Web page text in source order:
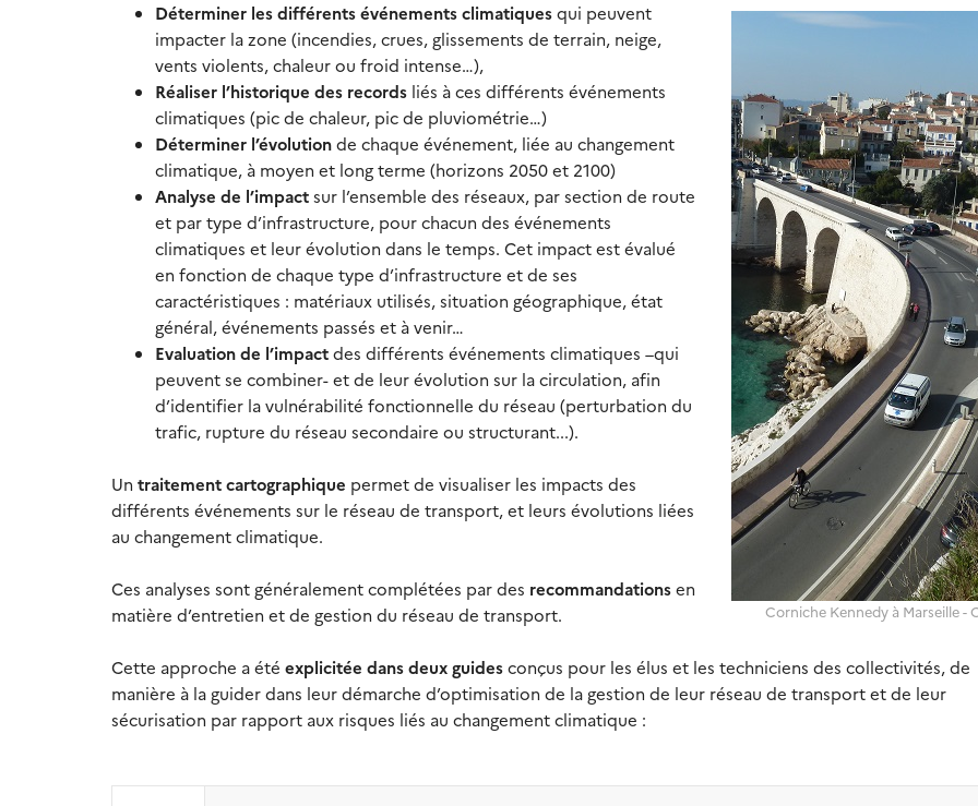
Corniche Kennedy à Marseille -
Déterminer les différents événements climatiquesqui peuvent
impacter la zone (incendies, crues, glissements de terrain, neige,
vents violents, chaleur ou froid intense…),
Réaliser l’historique des records liés à ces différents événements
climatiques (pic de chaleur, pic de pluviométrie…)
Déterminer l’évolutionde chaque événement, liée au changement
climatique, à moyen et long terme (horizons 2050 et 2100)
Analyse de l’impactsur l’ensemble des réseaux, par section de route
et par type d’infrastructure, pour chacun des événements
climatiques et leur évolution dans le temps. Cet impact est évalué
en fonction de chaque type d’infrastructure et de ses
caractéristiques : matériaux utilisés, situation géographique, état
général, événements passés et à venir…
Evaluation de l’impactdes différents événements climatiques –qui
peuvent se combiner- et de leur évolution sur la circulation, afin
d’identifier la vulnérabilité fonctionnelle du réseau (perturbation du
trafic, rupture du réseau secondaire ou structurant...).
Un traitement cartographique permet de visualiser les impacts des
différents événements sur le réseau de transport, et leurs évolutions liées
au changement climatique.
Ces analyses sont généralement complétées par des recommandationsen
matière d’entretien et de gestion du réseau de transport.
Cette approche a été explicitée dans deux guidesconçus pour les élus et les techniciens des collectivités, de
manière à la guider dans leur démarche d’optimisation de la gestion de leur réseau de transport et de leur
sécurisation par rapport aux risques liés au changement climatique :